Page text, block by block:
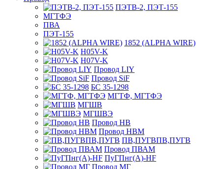
ПЭТВ-2, ПЭТ-155
МГТФЭ
ПВА
ПЭТ-155
1852 (ALPHA WIRE)
H05V-K
H07V-K
Провод LIY
Провод SiF
БС 35-1298
МГТФ, МГТФЭ
МГШВ
МГШВЭ
Провод НВ
Провод НВМ
ПВ,ПУГВПВ,ПУГВ
Провод ПВАМ
ПуГПнг(A)-HF
Провод МГ